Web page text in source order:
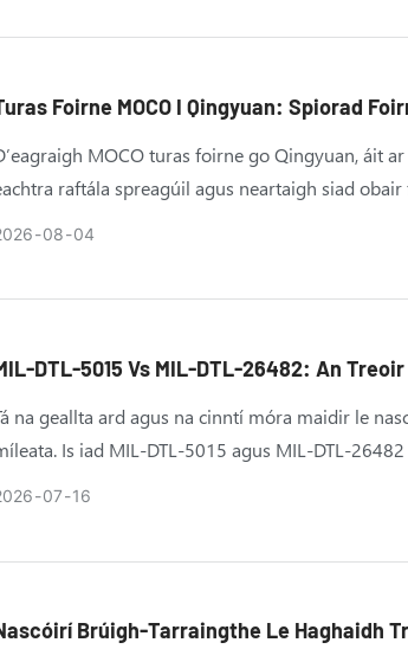
Foirne MOCO I Qingyuan: Spiorad
MOCO turas foirne go Qingyuan, áit
raftála spreagúil agus neartaigh siad
08 04
DTL-5015 Vs MIL-DTL-26482: An
na geallta ard agus na cinntí móra maidir le
Is iad MIL-DTL-5015 agus MIL-DTL-
tóir.
07 16
Brúigh-Tarraingthe Le Haghaidh